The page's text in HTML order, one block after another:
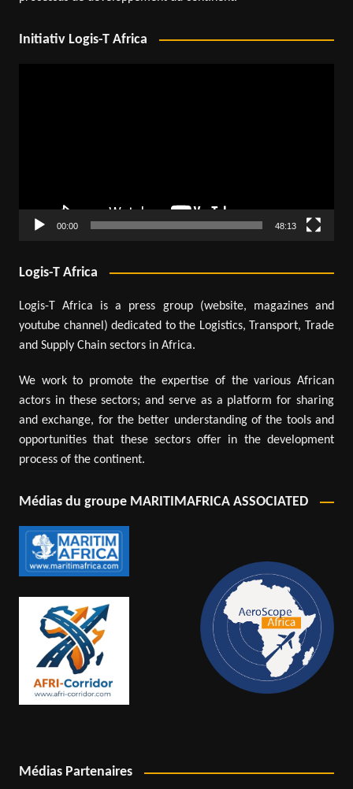
Initiativ Logis-T Africa
00:00 48:13
Logis-T Africa
Logis-T Africa is a press group (website, magazines and
youtube channel) dedicated to the Logistics, Transport, Trade
and Supply Chain sectors in Africa.
We work to promote the expertise of the various African
actors in these sectors; and serve as a platform for sharing
and exchange, for the better understanding of the tools and
opportunities that these sectors offer in the development
process of the continent.
Médias du groupe MARITIMAFRICA ASSOCIATED
Médias Partenaires